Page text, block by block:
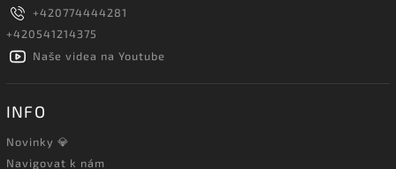
+420774444281
+420541214375
Naše videa na Youtube
INFO
Novinky 💎
Navigovat k nám